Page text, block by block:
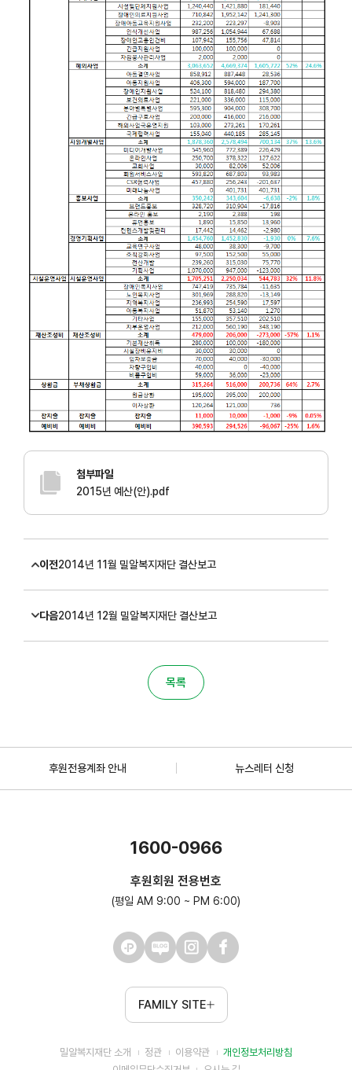
첨부파일
2015년 예산(안).pdf
이전2014년 11월 밀알복지재단 결산보고
다음2014년 12월 밀알복지재단 결산보고
목록
후원전용계좌 안내 뉴스레터 신청
1600-0966
후원회원 전용번호
(평일 AM 9:00 ~ PM 6:00)
FAMILY SITE
밀알복지재단 소개 정관 이용약관
개인정보처리방침